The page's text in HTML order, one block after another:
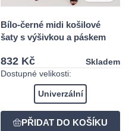
Bílo-černé midi košilové
šaty s výšivkou a páskem
832 Kč
Skladem
Dostupné velikosti:
Univerzální